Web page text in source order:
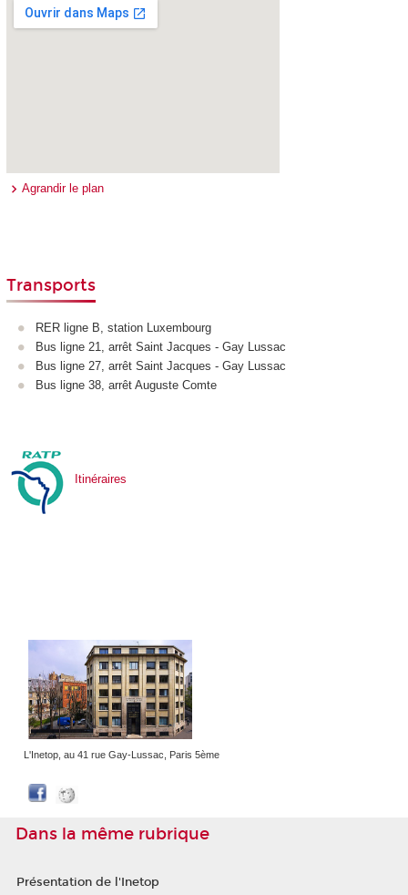
Agrandir le plan
Transports
RER ligne B, station Luxembourg
Bus ligne 21, arrêt Saint Jacques - Gay Lussac
Bus ligne 27, arrêt Saint Jacques - Gay Lussac
Bus ligne 38, arrêt Auguste Comte
Itinéraires
L'Inetop, au 41 rue Gay-Lussac, Paris 5ème
Dans la même rubrique
Présentation de l'Inetop